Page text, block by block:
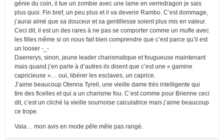
génie du coin, il tue un zombie avec une lame en verredragon je sais
plus quoi. Fin bref, un peu plus et il va devenir Rambo. C’est dommage,
j’aurai aimé que sa douceur et sa gentillesse soient plus mis en valeur.
Ceci dit, il est un des rares à ne pas se comporter comme un mufle avec
les filles même si on nous fait bien comprendre que c’est parce qu’il est
un looser -_-
Daenerys, sinon, jeune leader charismatique et fougueuse maintenant
mais quand j’en parle à d’autres ils disent que c’est une « gamine
capricieuse »… oui, libérer les esclaves, un caprice.
J’aime beaucoup Olenna Tyrell, une vieille dame très intelligente qui
tire des ficelles et qui a un charisme fou. C’est comme pour Brienne ceci
dit, c’est un cliché la vieille sournoise calculatrice mais j’aime beaucoup
ce trope.
Vala… mon avis en mode pêle mêle pas rangé.